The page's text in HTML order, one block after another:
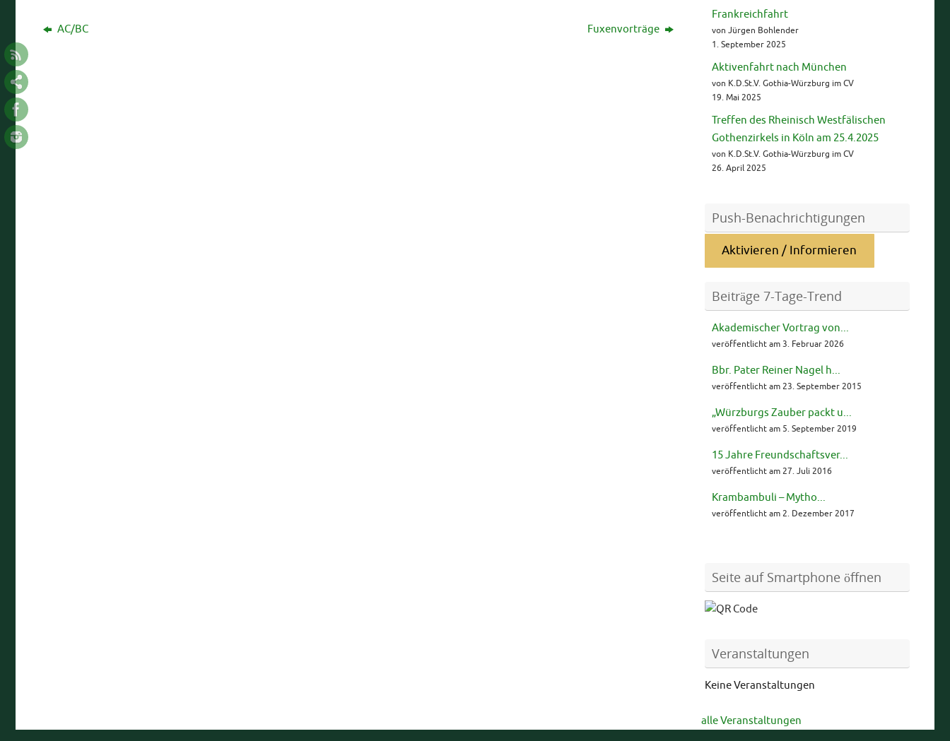
AC/BC Fuxenvorträge
Frankreichfahrt
von Jürgen Bohlender
1. September 2025
Aktivenfahrt nach München
von K.D.St.V. Gothia-Würzburg im CV
19. Mai 2025
Treffen des Rheinisch Westfälischen
Gothenzirkels in Köln am 25.4.2025
von K.D.St.V. Gothia-Würzburg im CV
26. April 2025
Push-Benachrichtigungen
Aktivieren / Informieren
Beiträge 7-Tage-Trend
Akademischer Vortrag von...
veröffentlicht am 3. Februar 2026
Bbr. Pater Reiner Nagel h...
veröffentlicht am 23. September 2015
„Würzburgs Zauber packt u...
veröffentlicht am 5. September 2019
15 Jahre Freundschaftsver...
veröffentlicht am 27. Juli 2016
Krambambuli – Mytho...
veröffentlicht am 2. Dezember 2017
Seite auf Smartphone öffnen
Veranstaltungen
Keine Veranstaltungen
alle Veranstaltungen